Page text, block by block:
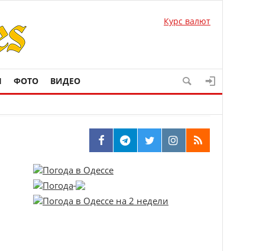
Курс валют
ФОТО ВИДЕО